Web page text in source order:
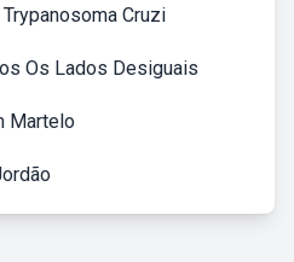
Cruzi
Os Lados Desiguais
Martelo